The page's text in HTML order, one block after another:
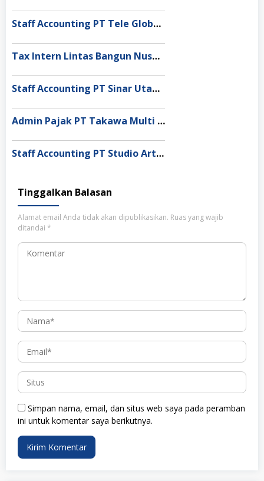
Staff Accounting PT Tele Globe Global Bekasi
Tax Intern Lintas Bangun Nusantara Jakarta Utara
Staff Accounting PT Sinar Utama Grounding Jakarta Timur
Admin Pajak PT Takawa Multi Global Jakarta Barat
Staff Accounting PT Studio Artalenta Indonesia
Tinggalkan Balasan
Alamat email Anda tidak akan dipublikasikan. Ruas yang wajib
ditandai *
Simpan nama, email, dan situs web saya pada peramban
ini untuk komentar saya berikutnya.